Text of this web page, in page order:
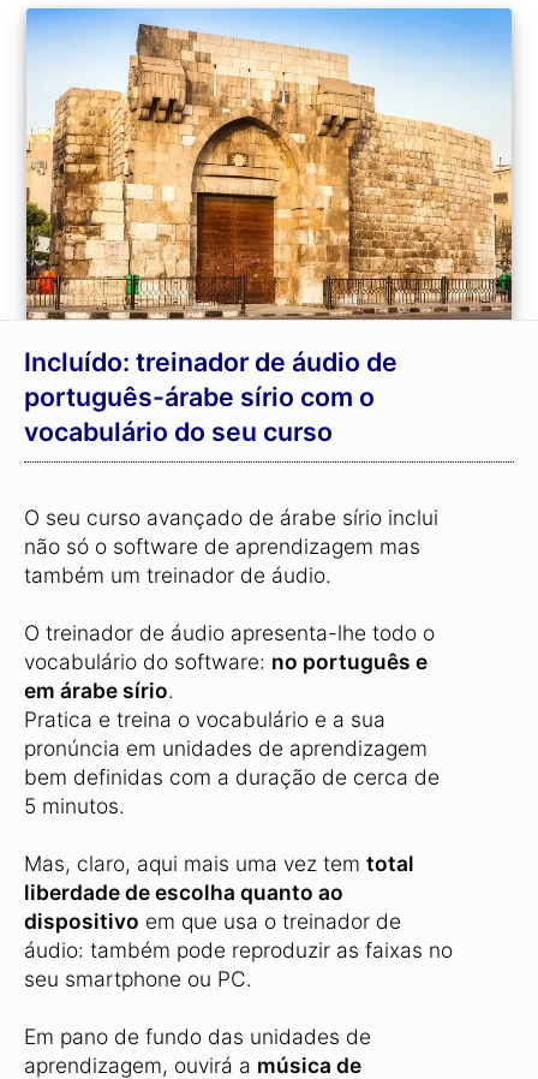
Incluído: treinador de áudio de
português-árabe sírio com o
vocabulário do seu curso
O seu curso avançado de árabe sírio inclui
não só o software de aprendizagem mas
também um treinador de áudio.
O treinador de áudio apresenta-lhe todo o
vocabulário do software: no português e
em árabe sírio.
Pratica e treina o vocabulário e a sua
pronúncia em unidades de aprendizagem
bem definidas com a duração de cerca de
5 minutos.
Mas, claro, aqui mais uma vez tem total
liberdade de escolha quanto ao
dispositivo em que usa o treinador de
áudio: também pode reproduzir as faixas no
seu smartphone ou PC.
Em pano de fundo das unidades de
aprendizagem, ouvirá a música de